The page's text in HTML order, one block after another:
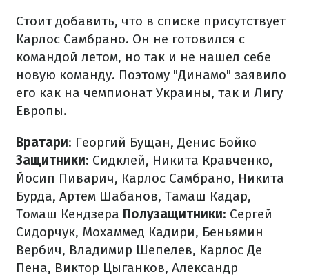
Стоит добавить, что в списке присутствует
Карлос Самбрано. Он не готовился с
командой летом, но так и не нашел себе
новую команду. Поэтому "Динамо" заявило
его как на чемпионат Украины, так и Лигу
Европы.
Вратари: Георгий Бущан, Денис Бойко
Защитники: Сидклей, Никита Кравченко,
Йосип Пиварич, Карлос Самбрано, Никита
Бурда, Артем Шабанов, Тамаш Кадар,
Томаш Кендзера Полузащитники: Сергей
Сидорчук, Мохаммед Кадири, Беньямин
Вербич, Владимир Шепелев, Карлос Де
Пена, Виктор Цыганков, Александр